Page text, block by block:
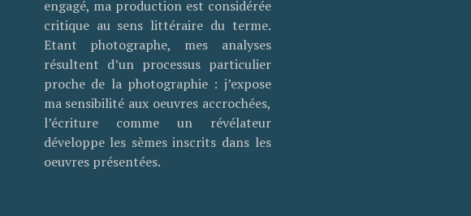
engagé, ma production est considérée
critique au sens littéraire du terme.
Etant photographe, mes analyses
résultent d’un processus particulier
proche de la photographie : j’expose
ma sensibilité aux oeuvres accrochées,
l’écriture comme un révélateur
développe les sèmes inscrits dans les
oeuvres présentées.